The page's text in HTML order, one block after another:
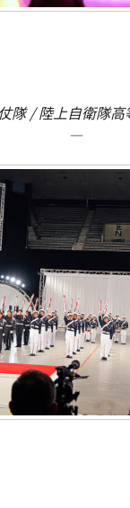
隊 / 陸上自衛隊高
―